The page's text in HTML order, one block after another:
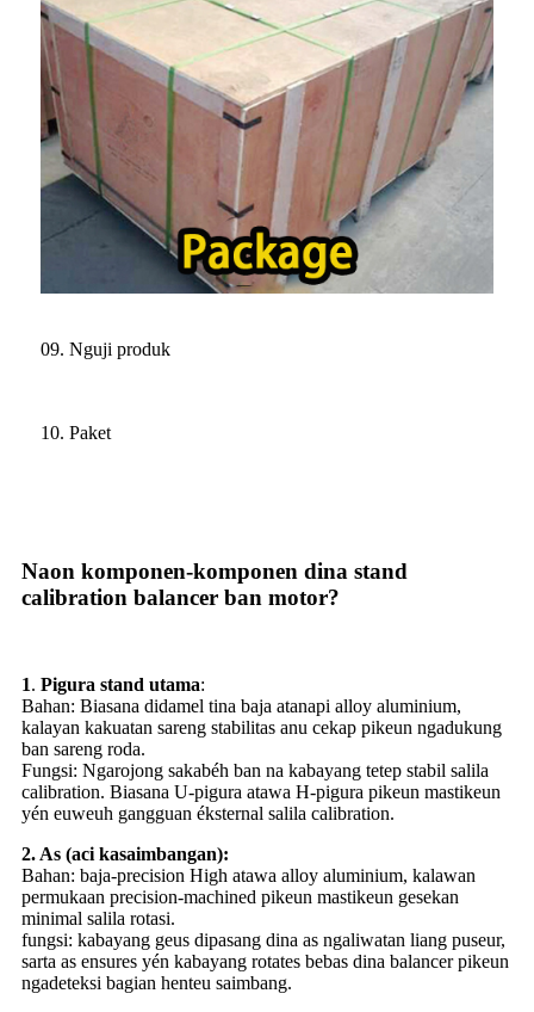
09. Nguji produk
10. Paket
Naon komponen-komponen dina stand
calibration balancer ban motor?
1. Pigura stand utama:
Bahan: Biasana didamel tina baja atanapi alloy aluminium,
kalayan kakuatan sareng stabilitas anu cekap pikeun ngadukung
ban sareng roda.
Fungsi: Ngarojong sakabéh ban na kabayang tetep stabil salila
calibration. Biasana U-pigura atawa H-pigura pikeun mastikeun
yén euweuh gangguan éksternal salila calibration.
2. As (aci kasaimbangan):
Bahan: baja-precision High atawa alloy aluminium, kalawan
permukaan precision-machined pikeun mastikeun gesekan
minimal salila rotasi.
fungsi: kabayang geus dipasang dina as ngaliwatan liang puseur,
sarta as ensures yén kabayang rotates bebas dina balancer pikeun
ngadeteksi bagian henteu saimbang.